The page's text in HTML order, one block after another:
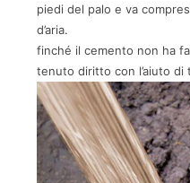
piedi del palo e va
d’aria.
finché il cemento non ha
tenuto diritto con l’aiuto di